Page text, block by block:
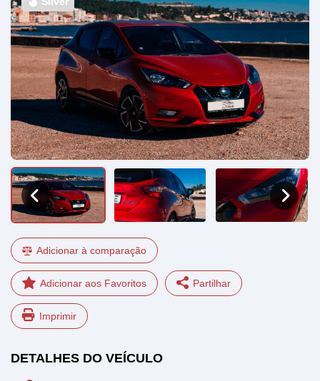
Adicionar à comparação
Partilhar
Imprimir
DETALHES DO VEÍCULO